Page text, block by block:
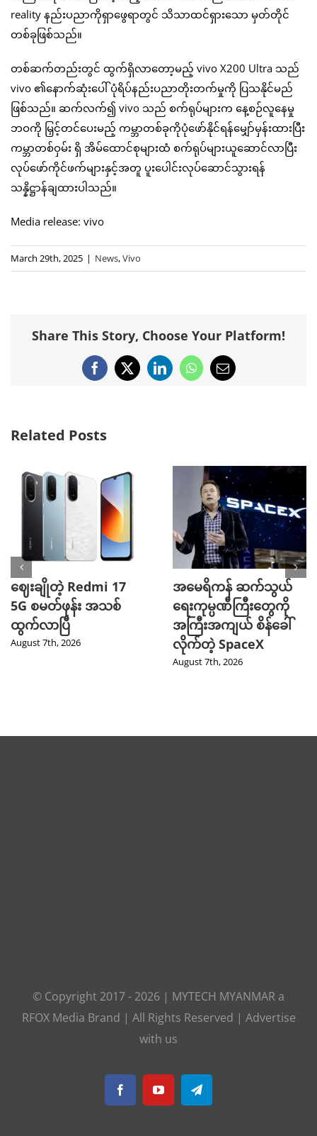
reality နည်းပညာကိုရှာဖွေရာတွင် သိသာထင်ရှားသော မှတ်တိုင်
တစ်ခုဖြစ်သည်။
တစ်ဆက်တည်းတွင် ထွက်ရှိလာတော့မည့် vivo X200 Ultra သည်
vivo ၏နောက်ဆုံးပေါ် ပုံရိပ်နည်းပညာတိုးတက်မှုကို ပြသနိုင်မည်
ဖြစ်သည်။ ဆက်လက်၍ vivo သည် စက်ရုပ်များက နေ့စဉ်လူနေမှု
ဘဝကို မြှင့်တင်ပေးမည့် ကမ္ဘာတစ်ခုကိုပုံဖော်နိုင်ရန်မျှော်မှန်းထားပြီး
ကမ္ဘာတစ်ဝှမ်း ရှိ အိမ်ထောင်စုများထံ စက်ရုပ်များယူဆောင်လာပြီး
လုပ်ဖော်ကိုင်ဖက်များနှင့်အတူ ပူးပေါင်းလုပ်ဆောင်သွားရန်
သန္နိဋ္ဌာန်ချထားပါသည်။
Media release: vivo
March 29th, 2025 | News,Vivo
Share This Story, Choose Your Platform!
Facebook
X LinkedInWhatsApp
Email
Related Posts
ဈေးချိုတဲ့ Redmi 17
5G စမတ်ဖုန်း အသစ်
ထွက်လာပြီ
August 7th, 2026
အမေရိကန် ဆက်သွယ်
ရေးကုမ္ပဏီကြီးတွေကို
အကြီးအကျယ် စိန်ခေါ်
လိုက်တဲ့ SpaceX
August 7th, 2026
© Copyright 2017 - 2026 | MYTECH MYANMAR a
RFOX Media Brand | All Rights Reserved | Advertise
with us
FacebookYouTubeTelegram